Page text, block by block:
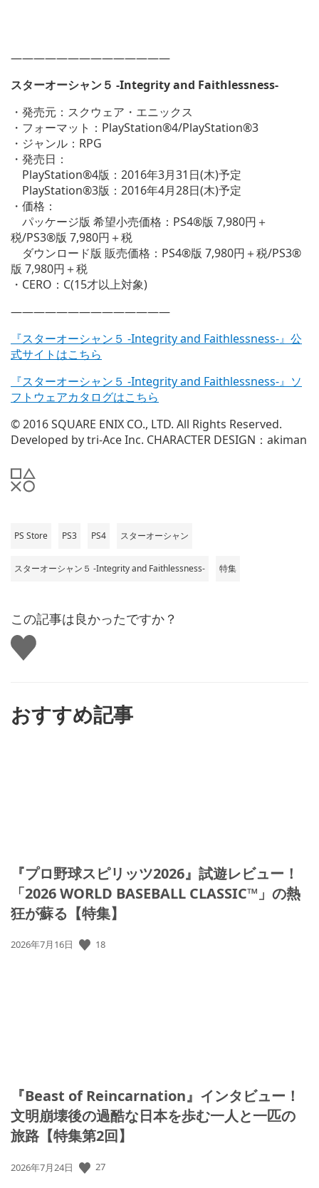
——————————————
スターオーシャン５ -Integrity and Faithlessness-
・発売元：スクウェア・エニックス
・フォーマット：PlayStation®4/PlayStation®3
・ジャンル：RPG
・発売日：
PlayStation®4版：2016年3月31日(木)予定
PlayStation®3版：2016年4月28日(木)予定
・価格：
パッケージ版 希望小売価格：PS4®版 7,980円＋
税/PS3®版 7,980円＋税
ダウンロード版 販売価格：PS4®版 7,980円＋税/PS3®
版 7,980円＋税
・CERO：C(15才以上対象)
——————————————
『スターオーシャン５ -Integrity and Faithlessness-』公
式サイトはこちら
『スターオーシャン５ -Integrity and Faithlessness-』ソ
フトウェアカタログはこちら
© 2016 SQUARE ENIX CO., LTD. All Rights Reserved.
Developed by tri-Ace Inc. CHARACTER DESIGN：akiman
PS Store PS3 PS4 スターオーシャン
スターオーシャン５ -Integrity and Faithlessness- 特集
この記事は良かったですか？
い
い
おすすめ記事
『プロ野球スピリッツ2026』試遊レビュー！
「2026 WORLD BASEBALL CLASSIC™」の熱
狂が蘇る【特集】
公
2026年7月16日 18
『Beast of Reincarnation』インタビュー！
文明崩壊後の過酷な日本を歩む一人と一匹の
旅路【特集第2回】
公
2026年7月24日 27